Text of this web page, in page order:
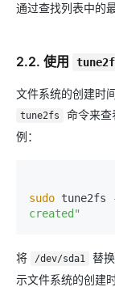
通过查找列表中的
2.2. 使用
文件系统的创建时
tune2fs
命令来查
例：
sudo tune2fs
created"
将 /dev/sda1
替
示文件系统的创建